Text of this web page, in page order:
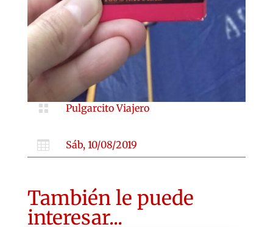
 Pulgarcito Viajero
 Sáb, 10/08/2019
También le puede
interesar...